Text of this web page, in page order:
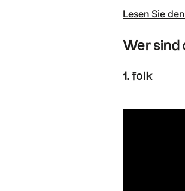
Lesen Sie
Wer sind
1. folk